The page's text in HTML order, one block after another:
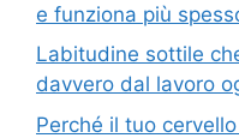
e funziona più
Labitudine sottile
davvero dal lavoro
Perché il tuo